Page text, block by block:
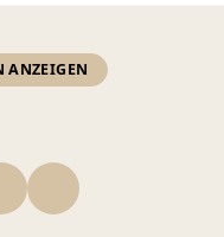
ANZEIGEN